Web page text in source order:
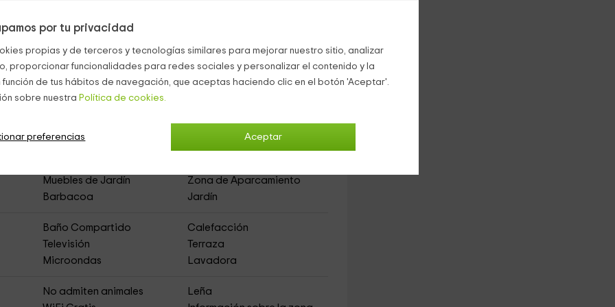
por tu privacidad
propias y de terceros y tecnologías similares para mejorar nuestro sitio, analizar
proporcionar funcionalidades para redes sociales y personalizar el contenido y la
de tus hábitos de navegación, que aceptas haciendo clic en el botón 'Aceptar'.
sobre nuestra Política de cookies.
Aceptar
preferencias
explorar y cocinar en compañía.
Cuartes(Apartamentos Rurales)
Muebles de Jardín
Zona de Aparcamiento
Barbacoa Jardín
Baño Compartido
Calefacción
Televisión
Terraza
Microondas Lavadora
No admiten animales
Leña